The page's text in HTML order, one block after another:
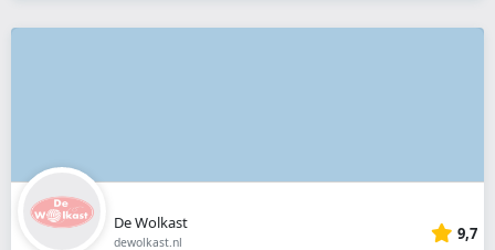
De Wolkast
dewolkast.nl 9,7